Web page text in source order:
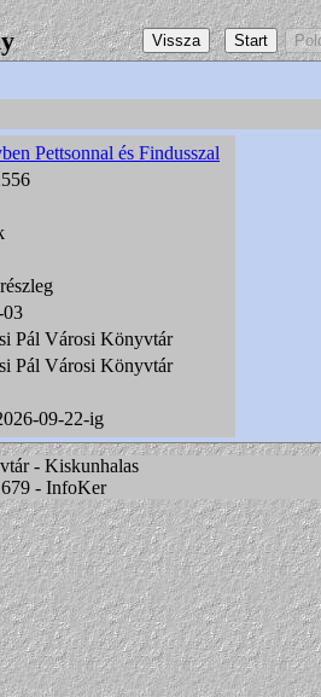
Pettsonnal és Findusszal
03
Pál Városi Könyvtár
Pál Városi Könyvtár
09-22-ig
- Kiskunhalas
- InfoKer